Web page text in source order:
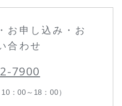
お申し込み・お
合わせ
7900
10：00～18：00）